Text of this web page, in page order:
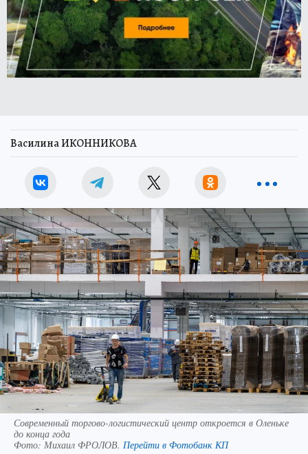
Василина ИКОННИКОВА
Современный торгово-логистический центр откроется в Оленьке
до конца года
Фото: Михаил ФРОЛОВ. Перейти в Фотобанк КП